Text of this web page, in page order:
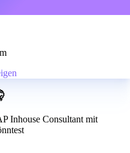
Inhouse Consultant mit